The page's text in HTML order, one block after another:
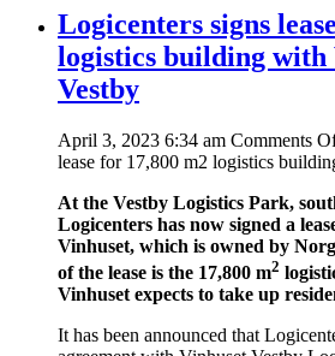
Logicenters signs
logistics building with
Vestby
April 3, 2023 6:34 am Comments
lease for 17,800 m2 logistics
At the Vestby Logistics Park,
Logicenters has now signed a
Vinhuset, which is owned by
of the lease is the 17,800 m2
Vinhuset expects to take up
It has been announced that